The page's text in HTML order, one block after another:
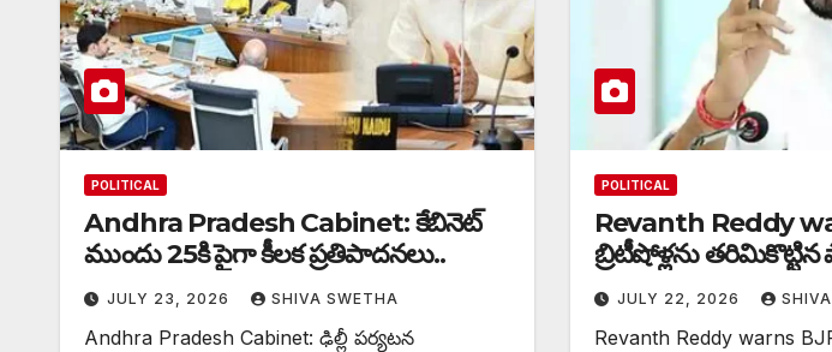
POLITICAL
Andhra Pradesh Cabinet: కేబినెట్
ముందు 25కి పైగా కీలక ప్రతిపాదనలు..
JULY 23, 2026 SHIVA SWETHA
Andhra Pradesh Cabinet: ఢిల్లీ పర్యటన
POLITICAL
Revanth Reddy
బ్రిటీషోళ్లను తరిమికొట్టిన
JULY 22, 2026
Revanth Reddy warns